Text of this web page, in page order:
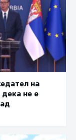
на
дека не е